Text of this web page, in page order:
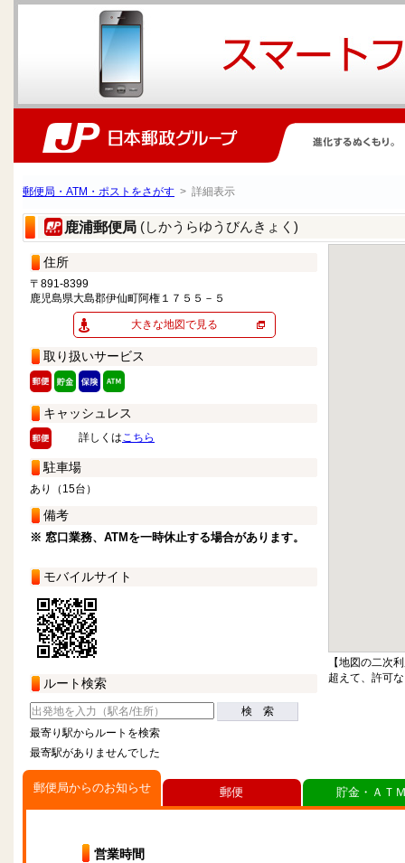
郵便局・ATM・ポストをさがす > 詳細表示
鹿浦郵便局 (しかうらゆうびんきょく)
住所
〒891-8399
鹿児島県大島郡伊仙町阿権１７５５－５
大きな地図で見る
取り扱いサービス
キャッシュレス
詳しくはこちら
駐車場
あり（15台）
備考
※ 窓口業務、ATMを一時休止する場合があります。
モバイルサイト
ルート検索
検 索
最寄り駅からルートを検索
最寄駅がありませんでした
【地図の二次
超えて、許可
郵便局からのお知らせ
営業時間
郵便 貯金・ＡＴ